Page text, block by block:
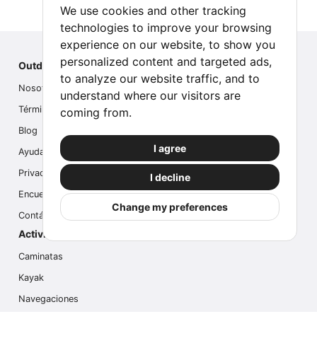
We use cookies and other tracking
technologies to improve your browsing
experience on our website, to show you
personalized content and targeted ads,
to analyze our website traffic, and to
understand where our visitors are
coming from.
I agree
I decline
Change my preferences
Outdoor Index
Nosotros
Términos
Blog
Ayuda
Privacidad
Encuesta
Contáctanos
Actividades populares
Caminatas
Kayak
Navegaciones